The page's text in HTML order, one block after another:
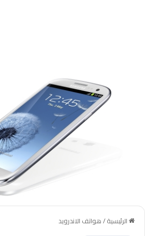
الرئيسية/هواتف الاندرويد